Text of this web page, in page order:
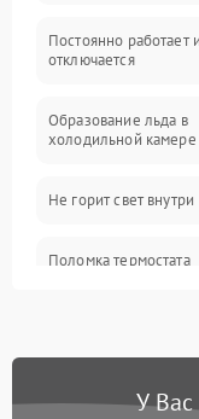
Постоянно работает
отключается
Образование льда в
холодильной камере
Не горит свет внутри
Поломка термостата
У Вас